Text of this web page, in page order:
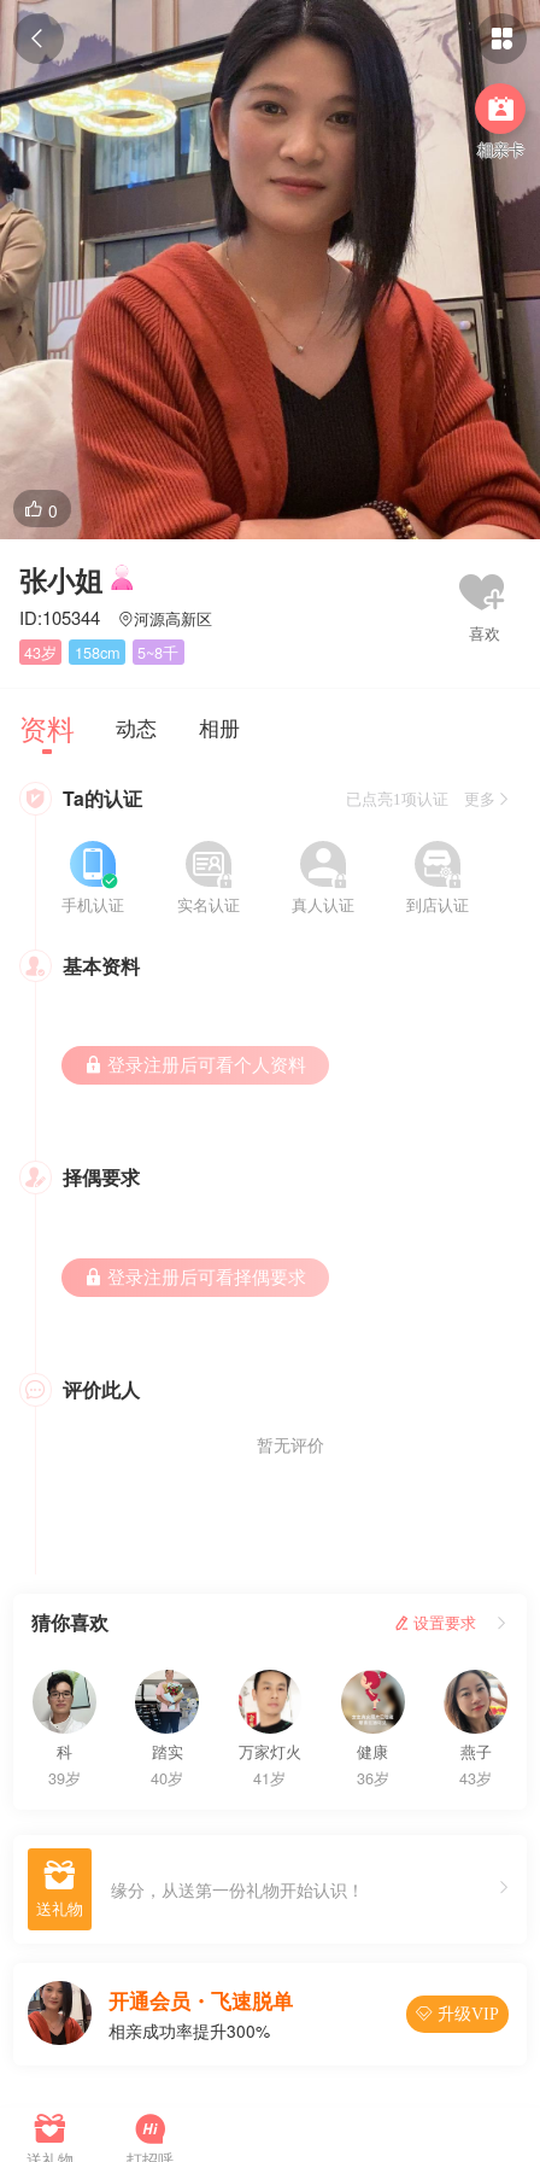
 

相亲卡
 0
张小姐
ID:105344 河源高新区
43岁
158cm 5~8千
资料 动态 相册
 Ta的认证 已点亮1项认证 更多

手机认证


实名认证


真人认证


到店认证
 基本资料
 登录注册后可看个人资料
 择偶要求
 登录注册后可看择偶要求
 评价此人
暂无评价
猜你喜欢  设置要求 
科
39岁
踏实
40岁
万家灯火
41岁
健康
36岁
燕子
43岁
 缘分，从送第一份礼物开始认识！
开通会员・飞速脱单
相亲成功率提升300%
 升级VIP
 